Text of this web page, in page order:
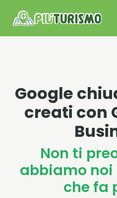
Google
creati con
Non ti
abbiamo noi
che fa